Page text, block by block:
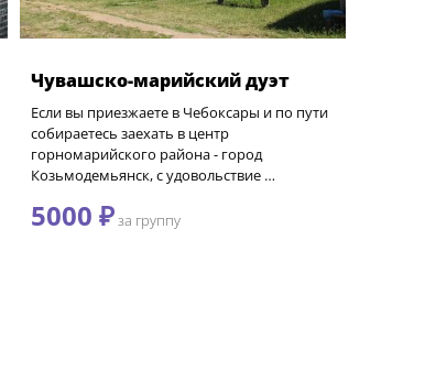
Чувашско-марийский дуэт
Если вы приезжаете в Чебоксары и по пути
собираетесь заехать в центр
горномарийского района - город
Козьмодемьянск, с удовольствие …
5000 ₽за группу